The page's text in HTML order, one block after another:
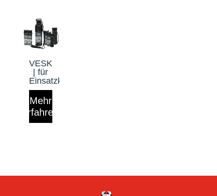
VESK
| für
Einsatzkräfte
Mehr
erfahren